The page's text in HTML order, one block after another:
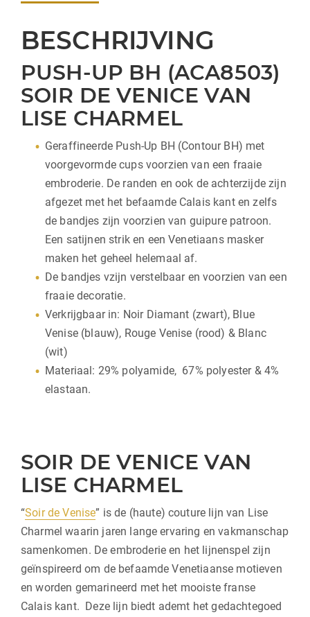
BESCHRIJVING
PUSH-UP BH (ACA8503)
SOIR DE VENICE VAN
LISE CHARMEL
Geraffineerde Push-Up BH (Contour BH) met
voorgevormde cups voorzien van een fraaie
embroderie. De randen en ook de achterzijde zijn
afgezet met het befaamde Calais kant en zelfs
de bandjes zijn voorzien van guipure patroon.
Een satijnen strik en een Venetiaans masker
maken het geheel helemaal af.
De bandjes vzijn verstelbaar en voorzien van een
fraaie decoratie.
Verkrijgbaar in: Noir Diamant (zwart), Blue
Venise (blauw), Rouge Venise (rood) & Blanc
(wit)
Materiaal: 29% polyamide, 67% polyester & 4%
elastaan.
SOIR DE VENICE VAN
LISE CHARMEL
“Soir de Venise” is de (haute) couture lijn van Lise
Charmel waarin jaren lange ervaring en vakmanschap
samenkomen. De embroderie en het lijnenspel zijn
geïnspireerd om de befaamde Venetiaanse motieven
en worden gemarineerd met het mooiste franse
Calais kant. Deze lijn biedt ademt het gedachtegoed